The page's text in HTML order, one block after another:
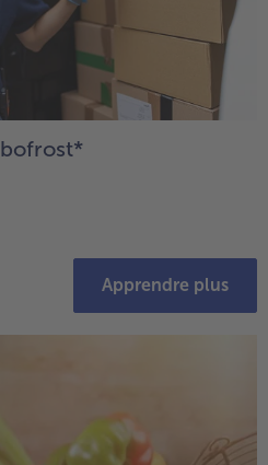
de 7 menus au choix
Apprendre plus